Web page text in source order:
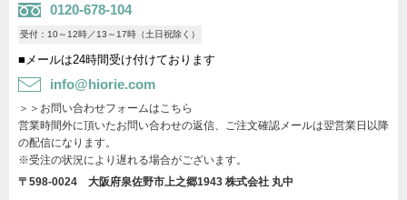
0120-678-104
受付：10～12時／13～17時（土日祝除く）
■メールは24時間受け付けております
info@hiorie.com
＞＞お問い合わせフォームはこちら
営業時間外に頂いたお問い合わせの返信、ご注文確認メールは翌営業日以降
の配信になります。
※受注の状況により遅れる場合がございます。
〒598-0024 大阪府泉佐野市上之郷1943 株式会社 丸中